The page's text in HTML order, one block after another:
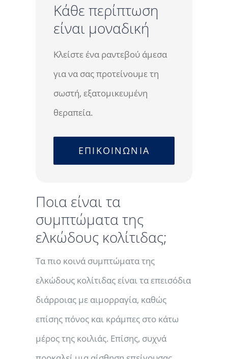
Κάθε περίπτωση
είναι μοναδική
Κλείστε ένα ραντεβού άμεσα
για να σας προτείνουμε τη
σωστή, εξατομικευμένη
θεραπεία.
ΕΠΙΚΟΙΝΩΝΙΑ
Ποια είναι τα
συμπτώματα της
ελκώδους κολίτιδας;
Τα πιο κοινά συμπτώματα της
ελκώδους κολίτιδας είναι τα επεισόδια
διάρροιας με αιμορραγία, καθώς
επίσης πόνος και κράμπες στο κάτω
μέρος της κοιλιάς. Επίσης, συχνά